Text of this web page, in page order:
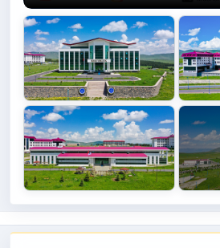
İçin
Tıklayınız